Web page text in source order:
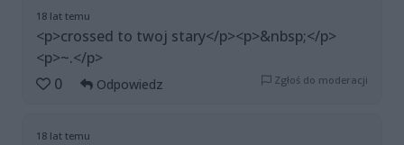
18 lat temu
<p>crossed to twoj stary</p><p>&nbsp;</p>
<p>~.</p>
0
Odpowiedz Zgłoś do moderacji
18 lat temu